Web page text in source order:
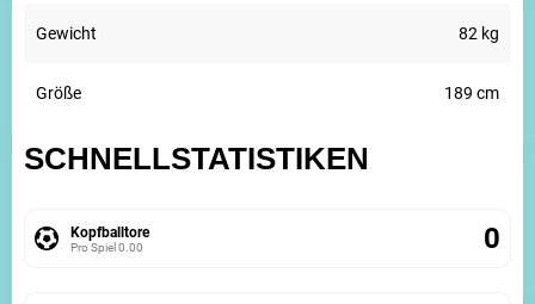
Gewicht 82 kg
Größe 189 cm
SCHNELLSTATISTIKEN
Kopfballtore
Pro Spiel 0.00 0